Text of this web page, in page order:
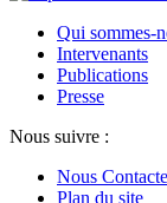
Qui sommes-
Intervenants
Publications
Presse
Nous suivre :
Nous
Plan du site